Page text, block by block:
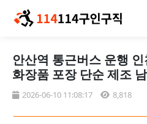
안산역 통근버스 운행
화장품 포장 단순 제조
2026-06-10 11:08:17 8,818